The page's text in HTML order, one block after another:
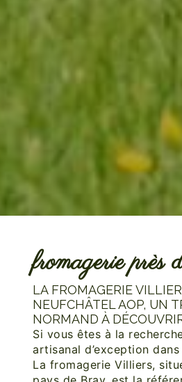
fromagerie près
LA FROMAGERIE
NEUFCHÂTEL AOP, UN
NORMAND À
Si vous êtes à la
artisanal d’exception
La fromagerie Villiers,